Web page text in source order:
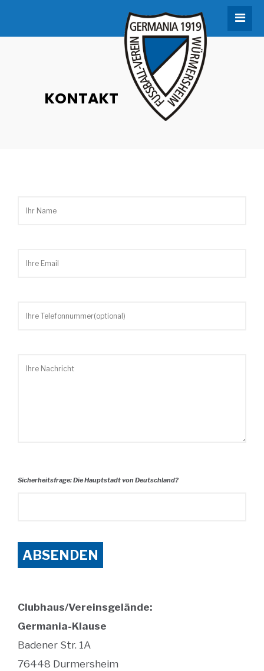
KONTAKT
Sicherheitsfrage: Die Hauptstadt von Deutschland?
Clubhaus/Vereinsgelände:
Germania-Klause
Badener Str. 1A
76448 Durmersheim